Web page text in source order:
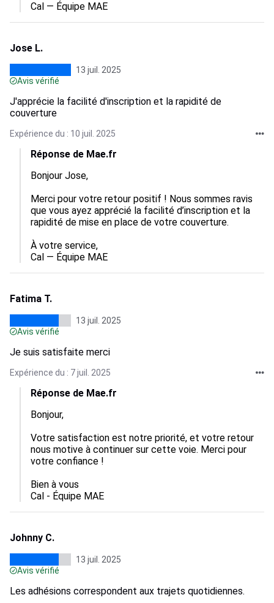
Cal — Équipe MAE
Jose L.
13 juil. 2025
Avis vérifié
J'apprécie la facilité d'inscription et la rapidité de
couverture
Expérience du : 10 juil. 2025
Réponse de Mae.fr
Bonjour Jose,
Merci pour votre retour positif ! Nous sommes ravis
que vous ayez apprécié la facilité d’inscription et la
rapidité de mise en place de votre couverture.
À votre service,
Cal — Équipe MAE
Fatima T.
13 juil. 2025
Avis vérifié
Je suis satisfaite merci
Expérience du : 7 juil. 2025
Réponse de Mae.fr
Bonjour,
Votre satisfaction est notre priorité, et votre retour
nous motive à continuer sur cette voie. Merci pour
votre confiance !
Bien à vous
Cal - Équipe MAE
Johnny C.
13 juil. 2025
Avis vérifié
Les adhésions correspondent aux trajets quotidiennes.